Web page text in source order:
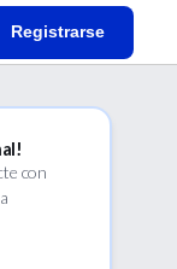
Registrarse
con